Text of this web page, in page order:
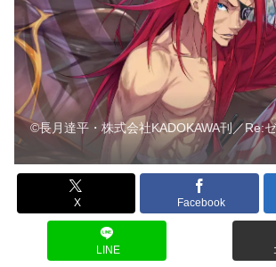
©長月達平・株式会社KADOKAWA刊／Re:
X Facebook
LINE